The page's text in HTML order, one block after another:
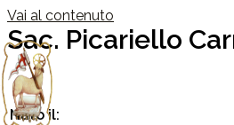
Vai al contenuto
Sac. Picariello
Nato il: